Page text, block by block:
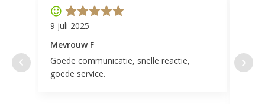
9 juli 2025
Mevrouw F
Goede communicatie, snelle reactie,
goede service.
door